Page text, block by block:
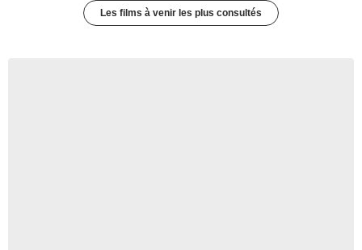
Les films à venir les plus consultés